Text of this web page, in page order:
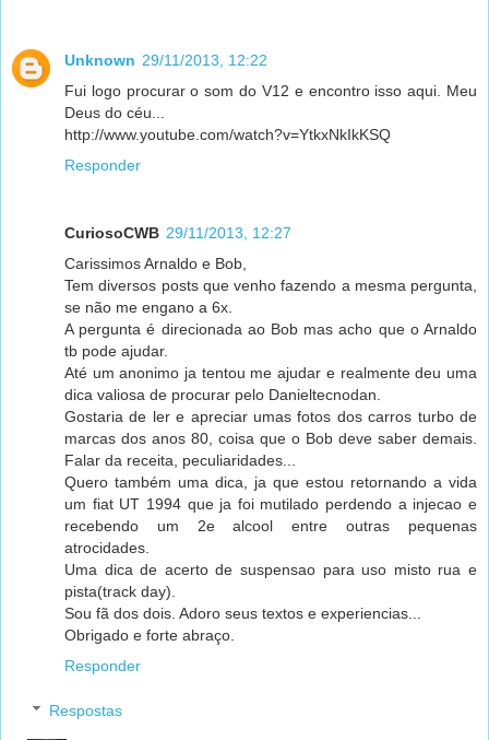
Unknown 29/11/2013, 12:22
Fui logo procurar o som do V12 e encontro isso aqui. Meu
Deus do céu...
http://www.youtube.com/watch?v=YtkxNkIkKSQ
Responder
CuriosoCWB 29/11/2013, 12:27
Carissimos Arnaldo e Bob,
Tem diversos posts que venho fazendo a mesma pergunta,
se não me engano a 6x.
A pergunta é direcionada ao Bob mas acho que o Arnaldo
tb pode ajudar.
Até um anonimo ja tentou me ajudar e realmente deu uma
dica valiosa de procurar pelo Danieltecnodan.
Gostaria de ler e apreciar umas fotos dos carros turbo de
marcas dos anos 80, coisa que o Bob deve saber demais.
Falar da receita, peculiaridades...
Quero também uma dica, ja que estou retornando a vida
um fiat UT 1994 que ja foi mutilado perdendo a injecao e
recebendo um 2e alcool entre outras pequenas
atrocidades.
Uma dica de acerto de suspensao para uso misto rua e
pista(track day).
Sou fã dos dois. Adoro seus textos e experiencias...
Obrigado e forte abraço.
Responder
Respostas